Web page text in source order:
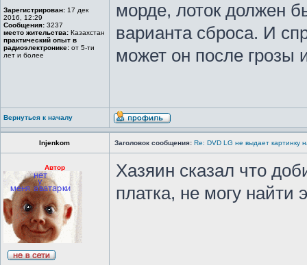
Зарегистрирован: 17 дек
2016, 12:29
Сообщения: 3237
место жительства: Казахстан
практический опыт в
радиоэлектронике: от 5-ти
лет и более
морде, лоток должен
варианта сброса. И
может он после грозы
Вернуться к началу
Injenkom Заголовок сообщения: Re: DVD LG не выдает картинку
Автор
Хазяин сказал что
платка, не могу найти